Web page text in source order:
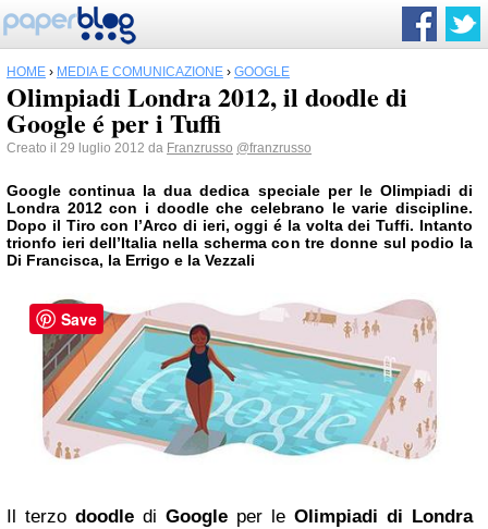
HOME › MEDIA E COMUNICAZIONE › GOOGLE
Olimpiadi Londra 2012, il doodle di
Google é per i Tuffi
Creato il 29 luglio 2012 da Franzrusso @franzrusso
Google continua la dua dedica speciale per le Olimpiadi di
Londra 2012 con i doodle che celebrano le varie discipline.
Dopo il Tiro con l’Arco di ieri, oggi é la volta dei Tuffi. Intanto
trionfo ieri dell’Italia nella scherma con tre donne sul podio la
Di Francisca, la Errigo e la Vezzali
Il terzo doodle di Google per le Olimpiadi di Londra
Save